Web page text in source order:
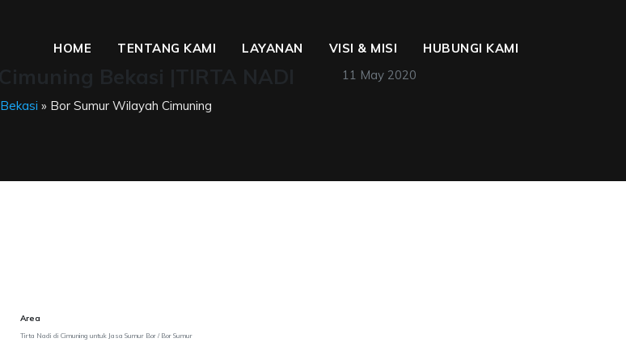
HOME TENTANG KAMI LAYANAN VISI & MISI
HUBUNGI KAMI
11 May 2020
Bekasi » Bor Sumur Wilayah Cimuning
Area
Tirta Nadi di Cimuning untuk Jasa Sumur Bor / Bor Sumur